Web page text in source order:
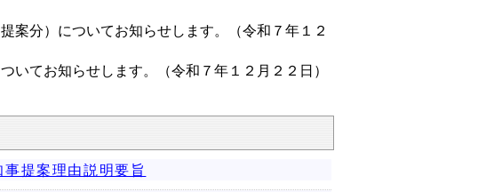
案分）についてお知らせします。（令和７年１２
いてお知らせします。（令和７年１２月２２日）
提案理由説明要旨